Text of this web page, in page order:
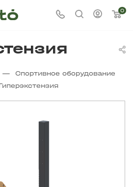
0
— Спортивное оборудование